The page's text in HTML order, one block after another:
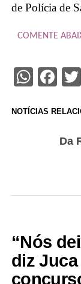
de Polícia de
COMENTE
NOTÍCIAS
Da
“Nós
diz